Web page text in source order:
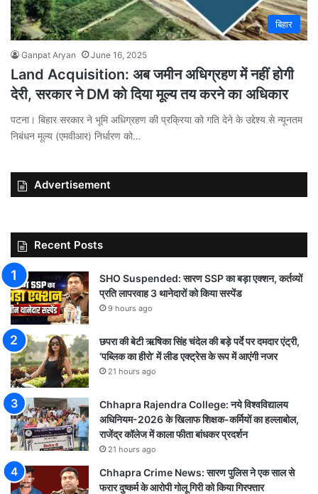
बिहार
Ganpat Aryan June 16, 2025
Land Acquisition: अब जमीन अधिग्रहण में नहीं होगी
देरी, सरकार ने DM को दिया मूल्य तय करने का अधिकार
पटना। बिहार सरकार ने भूमि अधिग्रहण की प्रक्रिया को गति देने के उद्देश्य से न्यूनतम
निबंधन मूल्य (एमवीआर) निर्धारण को…
Advertisement
Recent Posts
SHO Suspended: सारण SSP का बड़ा एक्शन, कर्तव्यों
प्रति लापरवाह 3 थानेदारों को किया सस्पेंड
9 hours ago
छपरा की बेटी ऋषिका सिंह चंदेल की बड़े पर्दे पर दमदार एंट्री,
‘पब्लिक का हीरो’ में लीड एक्ट्रेस के रूप में आएंगी नजर
21 hours ago
Chhapra Rajendra College: नये विश्वविद्यालय
अधिनियम-2026 के खिलाफ शिक्षक-कर्मियों का हल्लाबोल,
राजेंद्र कॉलेज में काला फीता बांधकर प्रदर्शन
21 hours ago
Chhapra Crime News: सारण पुलिस ने एक साल से
फरार दुष्कर्म के आरोपी गोलू गिरी को किया गिरफ्तार